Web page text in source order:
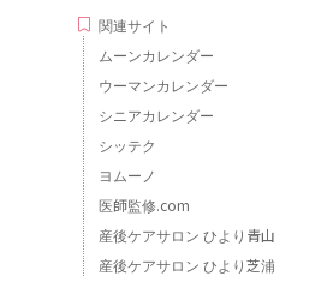
関連サイト
ムーンカレンダー
ウーマンカレンダー
シニアカレンダー
シッテク
ヨムーノ
医師監修.com
産後ケアサロン ひより青山
産後ケアサロン ひより芝浦